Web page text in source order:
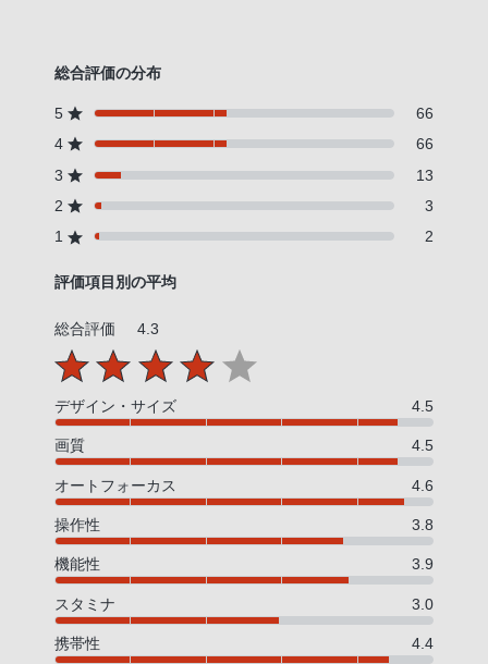
総合評価の分布
5
66
4
66
3
13
2
3
1
2
評価項目別の平均
総合評価 4.3
デザイン・サイズ 4.5
画質 4.5
オートフォーカス 4.6
操作性 3.8
機能性 3.9
スタミナ 3.0
携帯性 4.4